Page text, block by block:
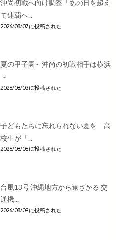
沖尚初戦へ向け調整「あの日を超え
て連覇へ...
2026/08/07 に投稿された
夏の甲子園～沖尚の初戦相手は横浜
～
2026/08/03 に投稿された
子どもたちに忘れられない夏を 高
校生が「...
2026/08/06 に投稿された
台風13号 沖縄地方から遠ざかる 交
通機...
2026/08/09 に投稿された